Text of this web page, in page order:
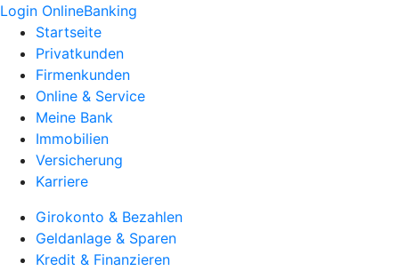
Login OnlineBanking
Startseite
Privatkunden
Firmenkunden
Online & Service
Meine Bank
Immobilien
Versicherung
Karriere
Girokonto & Bezahlen
Geldanlage & Sparen
Kredit & Finanzieren